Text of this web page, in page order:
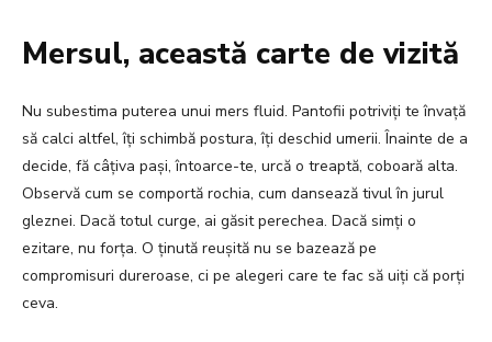
Mersul, această carte de vizită
Nu subestima puterea unui mers fluid. Pantofii potriviți te învață
să calci altfel, îți schimbă postura, îți deschid umerii. Înainte de a
decide, fă câțiva pași, întoarce-te, urcă o treaptă, coboară alta.
Observă cum se comportă rochia, cum dansează tivul în jurul
gleznei. Dacă totul curge, ai găsit perechea. Dacă simți o
ezitare, nu forța. O ținută reușită nu se bazează pe
compromisuri dureroase, ci pe alegeri care te fac să uiți că porți
ceva.